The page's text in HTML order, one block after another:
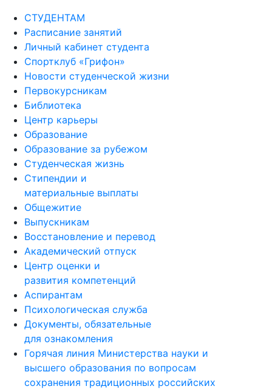
СТУДЕНТАМ
Расписание занятий
Личный кабинет студента
Спортклуб «Грифон»
Новости студенческой жизни
Первокурсникам
Библиотека
Центр карьеры
Образование
Образование за рубежом
Студенческая жизнь
Стипендии и
материальные выплаты
Общежитие
Выпускникам
Восстановление и перевод
Академический отпуск
Центр оценки и
развития компетенций
Аспирантам
Психологическая служба
Документы, обязательные
для ознакомления
Горячая линия Министерства науки и
высшего образования по вопросам
сохранения традиционных российских